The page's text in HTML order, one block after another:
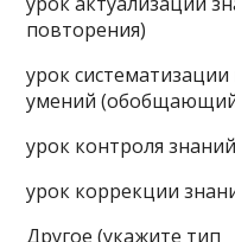
повторения)
урок
умений
урок контроля
урок коррекции
Другое (укажите тип